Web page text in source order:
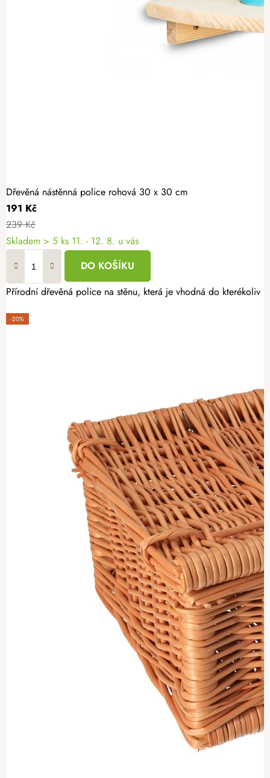
Dřevěná nástěnná police rohová 30 x 30 cm
191 Kč
239 Kč
Skladem > 5 ks 11. - 12. 8. u vás
DO KOŠÍKU
Přírodní dřevěná police na stěnu, která je vhodná do kterékoliv
-20%